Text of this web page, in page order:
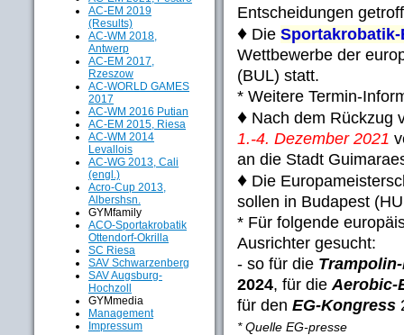
AC-EM 2019
(Results)
AC-WM 2018,
Antwerp
AC-EM 2017,
Rzeszow
AC-WORLD GAMES
2017
AC-WM 2016 Putian
AC-EM 2015, Riesa
AC-WM 2014
Levallois
AC-WG 2013, Cali
(engl.)
Acro-Cup 2013,
Albershsn.
GYMfamily
ACO-Sportakrobatik
Ottendorf-Okrilla
SC Riesa
SAV Schwarzenberg
SAV Augsburg-
Hochzoll
GYMmedia
Management
Impressum
Entscheidungen
♦ Die
Wettbewerbe der
(BUL) statt.
* Weitere Termin-
♦ Nach dem Rückzug
1.-4. Dezember 2021
an die Stadt
♦ Die
sollen in Budapest
* Für folgende
Ausrichter gesucht:
- so für die
2024, für die Aerobic-
für den EG-Kongress
* Quelle EG-presse